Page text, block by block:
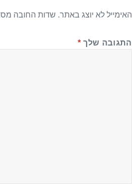
האימייל לא יוצג באתר. שדות החובה
התגובה שלך *